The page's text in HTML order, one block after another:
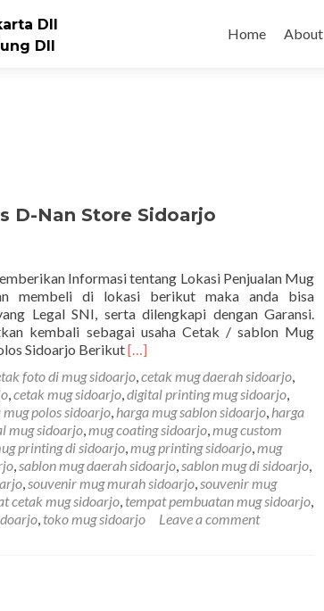
Dll
Dll
Home
About
D-Nan Store Sidoarjo
Informasi tentang Lokasi Penjualan Mug
membeli di lokasi berikut maka anda bisa
Legal SNI, serta dilengkapi dengan Garansi.
kembali sebagai usaha Cetak / sablon Mug
Sidoarjo BerikutRead
about
Agen
Mug
Coating
Polos
D-
Nan
Store
Sidoarjo
[…]
foto di mug sidoarjo,cetak mug daerah sidoarjo,
,cetak mug sidoarjo,digital printing mug sidoarjo,
mug polos sidoarjo, harga mug sablon sidoarjo, harga
mug sidoarjo,mug coating sidoarjo,mug custom
printing di sidoarjo,mug printing sidoarjo,mug
,sablon mug daerah sidoarjo,sablon mug di sidoarjo,
,souvenir mug murah sidoarjo,souvenir mug
cetak mug sidoarjo, tempat pembuatan mug sidoarjo,
, toko mug sidoarjo Leave a comment